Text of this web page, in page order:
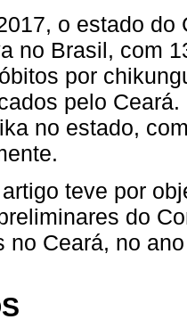
o estado
no Brasil, com
por
pelo
no estado,
teve por
do
no Ceará, no